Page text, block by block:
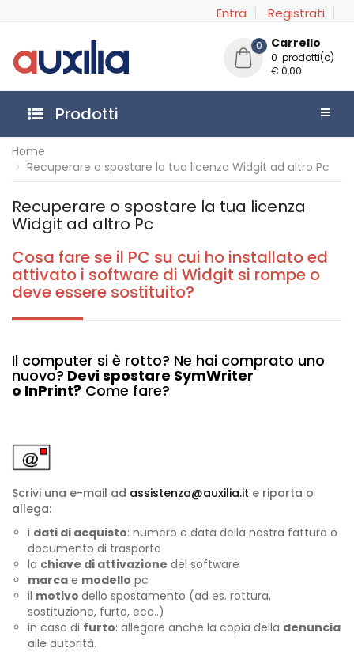
Entra Registrati
0 Carrello
0 prodotti(o)
€ 0,00
Prodotti
Home
Recuperare o spostare la tua licenza Widgit ad altro Pc
Recuperare o spostare la tua licenza
Widgit ad altro Pc
Cosa fare se il PC su cui ho installato ed
attivato i software di Widgit si rompe o
deve essere sostituito?
Il computer si è rotto? Ne hai comprato uno
nuovo? Devi spostare SymWriter
o InPrint? Come fare?
Scrivi una e-mail ad assistenza@auxilia.it e riporta o
allega:
i dati di acquisto: numero e data della nostra fattura o
documento di trasporto
la chiave di attivazione del software
marca e modello pc
il motivo dello spostamento (ad es. rottura,
sostituzione, furto, ecc..)
in caso di furto: allegare anche la copia della denuncia
alle autorità.